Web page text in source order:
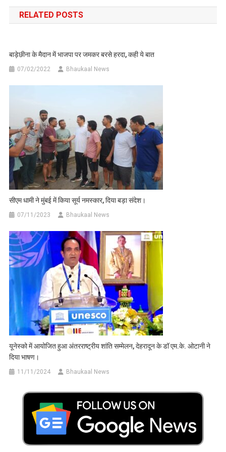
RELATED POSTS
बाड़ेछीना के मैदान में भाजपा पर जमकर बरसे हरदा, कही ये बात
07/02/2022 Bhaukaal News
सीएम धामी ने मुंबई में किया सूर्य नमस्कार, दिया बड़ा संदेश।
07/11/2023 Bhaukaal News
यूनेस्को में आयोजित हुआ अंतरराष्ट्रीय शांति सम्मेलन, देहरादून के डॉ एम.के. ओटानी ने
दिया भाषण।
11/11/2024 Bhaukaal News